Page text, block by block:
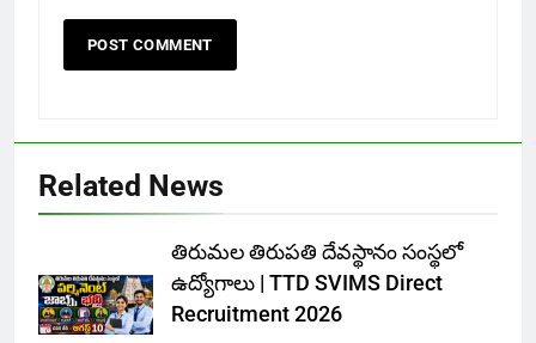
Related News
తిరుమల తిరుపతి దేవస్థానం సంస్థలో
ఉద్యోగాలు | TTD SVIMS Direct
Recruitment 2026